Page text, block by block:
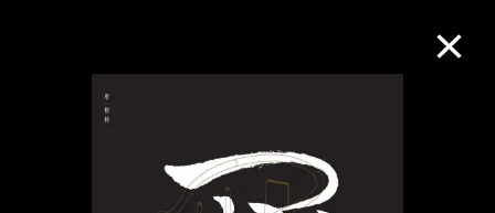
进一步筛选